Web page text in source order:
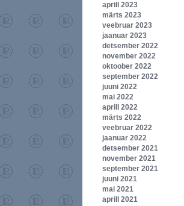
aprill 2023
märts 2023
veebruar 2023
jaanuar 2023
detsember 2022
november 2022
oktoober 2022
september 2022
juuni 2022
mai 2022
aprill 2022
märts 2022
veebruar 2022
jaanuar 2022
detsember 2021
november 2021
september 2021
juuni 2021
mai 2021
aprill 2021